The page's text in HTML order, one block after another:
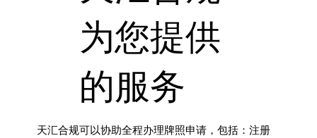
为您提供
的服务
天汇合规可以协助全程办理牌照申请，包括：注册